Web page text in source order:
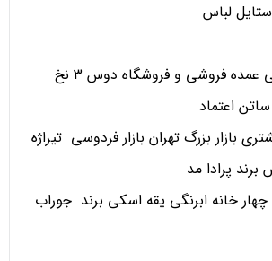
لباس
مزون و تک فروشی عمده فروشی و فروشگاه دوس 3 نخ
اعتماد
بازار بزرگ تهران بازار فردوسی تیراژه
پرادا مد
چهار خانه ابرنگی یقه اسکی برند جوراب